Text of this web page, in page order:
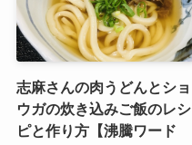
志麻さんの肉うどんとショ
ウガの炊き込みご飯のレシ
ピと作り方【沸騰ワード